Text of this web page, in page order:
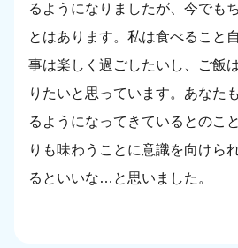
るようになりましたが、今でも
とはあります。私は食べること
事は楽しく過ごしたいし、ご飯
りたいと思っています。あなた
るようになってきているとのこ
りも味わうことに意識を向けら
るといいな…と思いました。